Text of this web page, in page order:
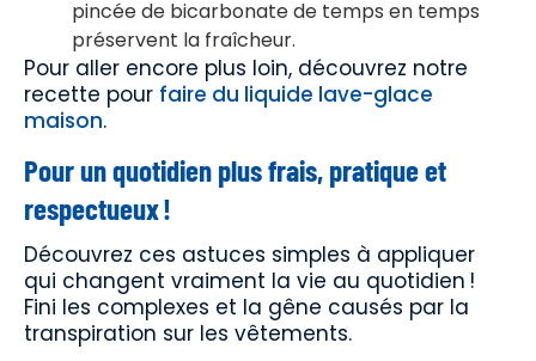
pincée de bicarbonate de temps en temps
préservent la fraîcheur.
Pour aller encore plus loin, découvrez notre
recette pour faire du liquide lave-glace
maison.
Pour un quotidien plus frais, pratique et
respectueux !
Découvrez ces astuces simples à appliquer
qui changent vraiment la vie au quotidien !
Fini les complexes et la gêne causés par la
transpiration sur les vêtements.